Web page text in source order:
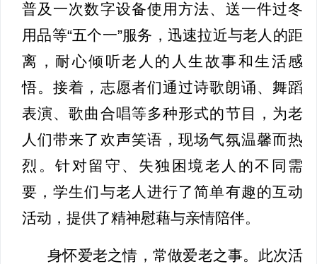
普及一次数字设备使用方法、送一件过冬
用品等“五个一”服务，迅速拉近与老人的距
离，耐心倾听老人的人生故事和生活感
悟。接着，志愿者们通过诗歌朗诵、舞蹈
表演、歌曲合唱等多种形式的节目，为老
人们带来了欢声笑语，现场气氛温馨而热
烈。针对留守、失独困境老人的不同需
要，学生们与老人进行了简单有趣的互动
活动，提供了精神慰藉与亲情陪伴。
身怀爱老之情，常做爱老之事。此次活